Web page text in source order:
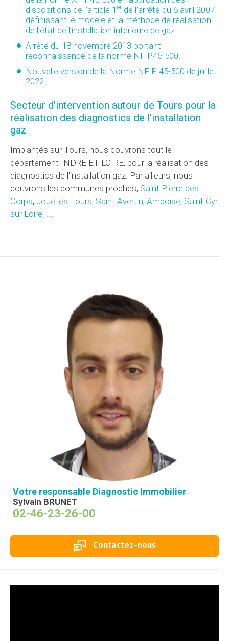
dispositions de l’article 1 erde l’arrêté du 6 avril 2007
définissant le modèle et la méthode de réalisation
de l’état de l’installation intérieure de gaz
Arrêté du 18 novembre 2013 portant
reconnaissance de la norme NF P45-500.
Nouvelle version de la Norme NF P 45-500 de juillet
2022
Secteur d'intervention autour de Tours pour la
réalisation des diagnostics de l'installation
gaz
Implantés sur Tours, nous couvrons tout le
département INDRE ET LOIRE, pour la réalisation des
diagnostics de l'installation gaz. Par ailleurs, nous
couvrons les communes proches, Saint Pierre des
Corps, Joué lés Tours, Saint Avertin, Amboise, Saint Cyr
sur Loire, ...,
Votre responsable Diagnostic Immobilier
Sylvain BRUNET
02-46-23-26-00
Contactez-nous